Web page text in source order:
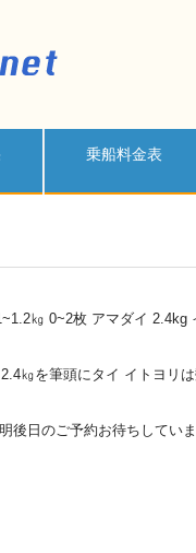
乗船料金表
㎏ 0~2枚 アマダイ 2.4kg
㎏を筆頭にタイ イトヨリ
後日のご予約お待ちしてい